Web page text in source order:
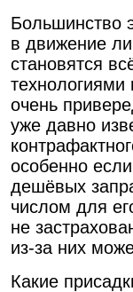
Большинство
в движение
становятся
очень
уже давно
особенно
дешёвых
числом для
не
из-за них
Какие